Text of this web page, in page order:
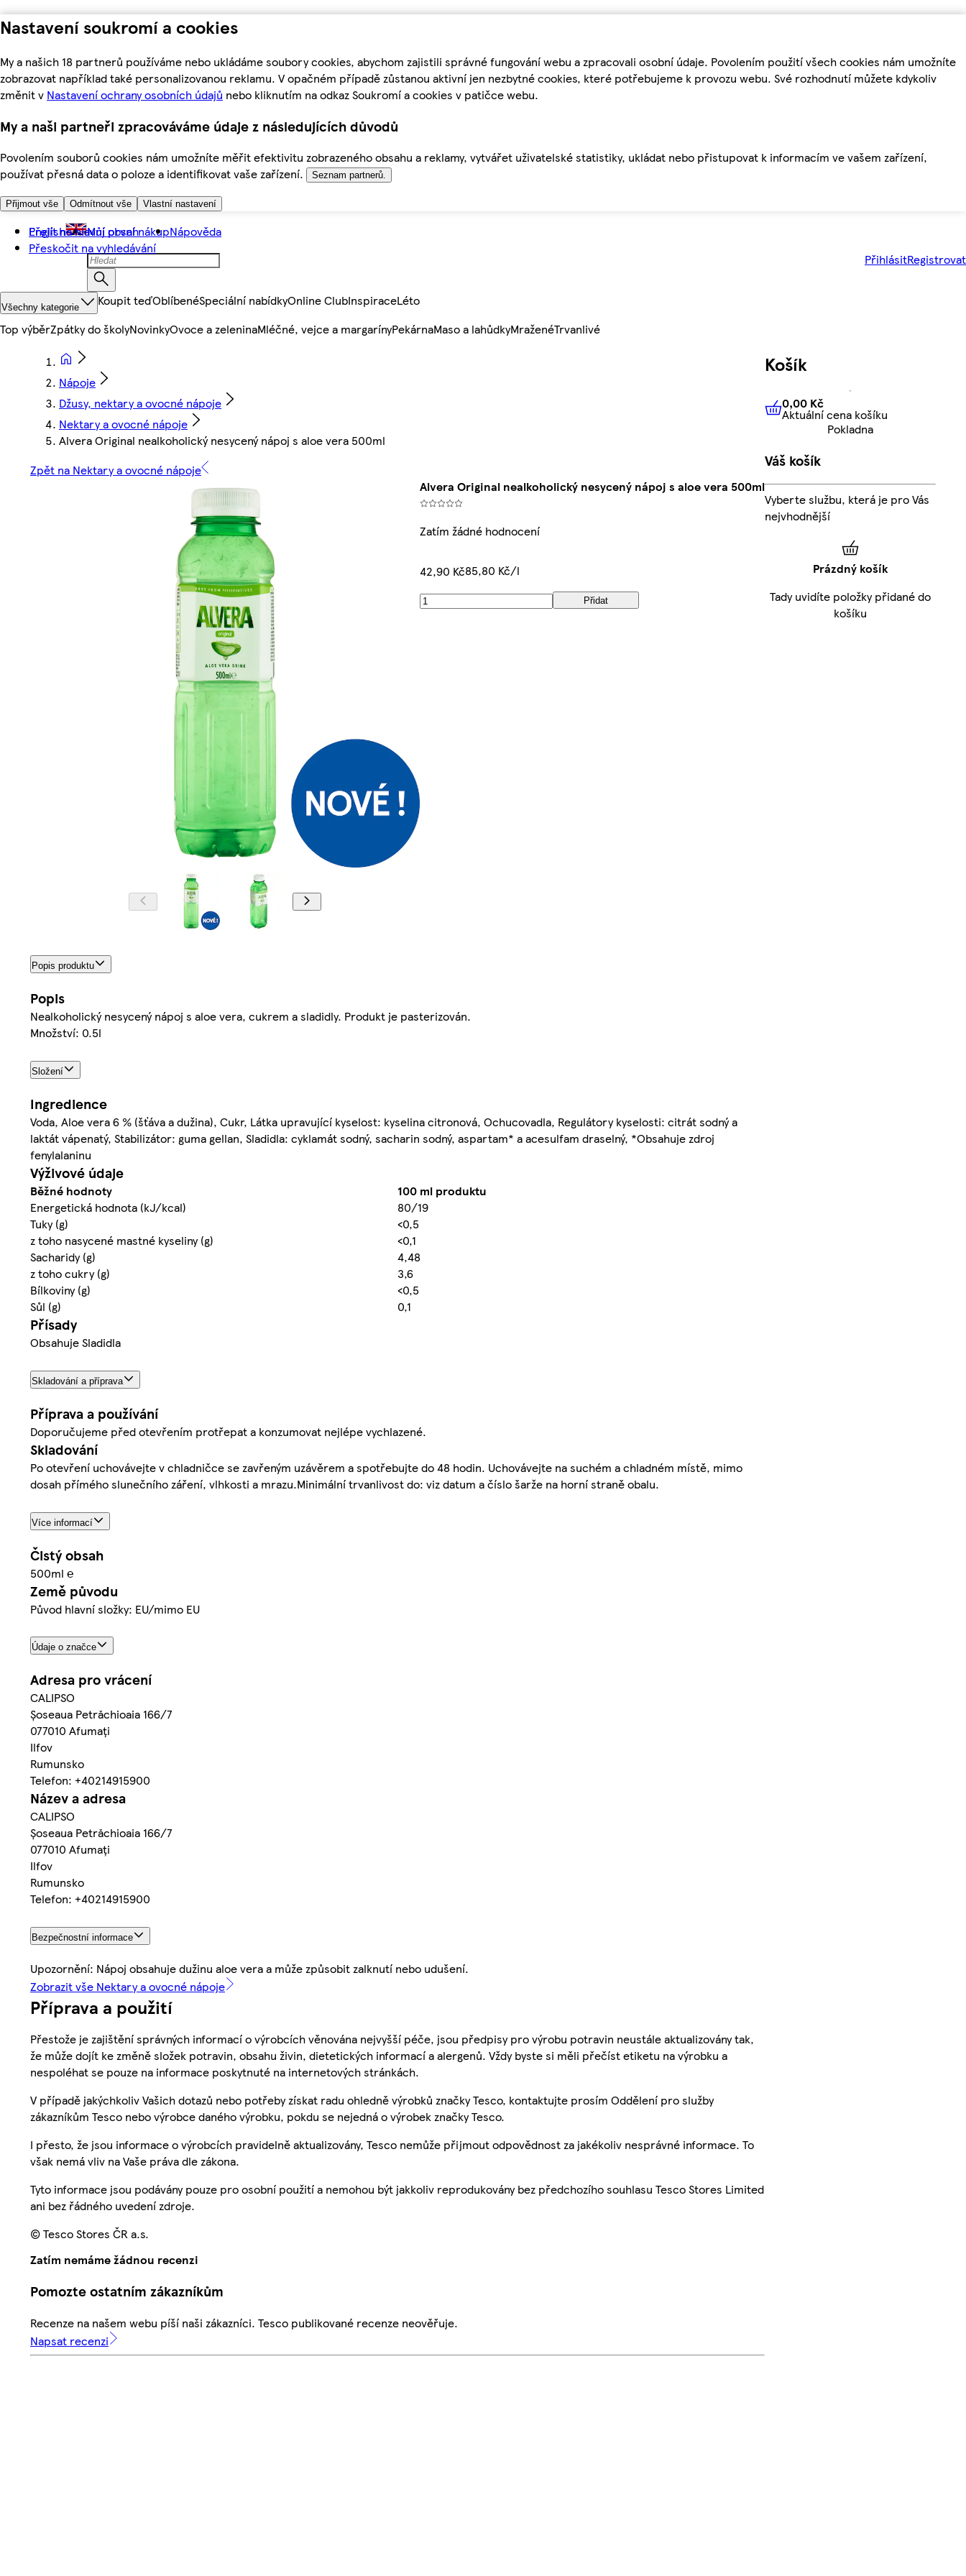
Nastavení soukromí a cookies
My a našich 18 partnerů používáme nebo ukládáme soubory cookies, abychom zajistili správné fungování webu a zpracovali osobní údaje. Povolením použití všech cookies nám umožníte
zobrazovat například také personalizovanou reklamu. V opačném případě zůstanou aktivní jen nezbytné cookies, které potřebujeme k provozu webu. Své rozhodnutí můžete kdykoliv
změnit v Nastavení ochrany osobních údajů nebo kliknutím na odkaz Soukromí a cookies v patičce webu.
My a naši partneři zpracováváme údaje z následujících důvodů
Povolením souborů cookies nám umožníte měřit efektivitu zobrazeného obsahu a reklamy, vytvářet uživatelské statistiky, ukládat nebo přistupovat k informacím ve vašem zařízení,
používat přesná data o poloze a identifikovat vaše zařízení.
Seznam partnerů.
Přijmout vše Odmítnout vše Vlastní nastavení
Přejít na hlavní obsah
Přeskočit na vyhledávání
English Můj první nákupNápověda
PřihlásitRegistrovat
Všechny kategorie Koupit teďOblíbenéSpeciální nabídkyOnline ClubInspiraceLéto
Top výběrZpátky do školyNovinkyOvoce a zeleninaMléčné, vejce a margarínyPekárnaMaso a lahůdkyMraženéTrvanlivé
Nápoje
Džusy, nektary a ovocné nápoje
Nektary a ovocné nápoje
Alvera Original nealkoholický nesycený nápoj s aloe vera 500ml
Zpět na Nektary a ovocné nápoje
Alvera Original nealkoholický nesycený nápoj s aloe vera 500ml
Zatím žádné hodnocení
42,90 Kč85,80 Kč/l
Přidat
Popis produktu
Popis
Nealkoholický nesycený nápoj s aloe vera, cukrem a sladidly. Produkt je pasterizován.
Množství: 0.5l
Složení
Ingredience
Voda, Aloe vera 6 % (šťáva a dužina), Cukr, Látka upravující kyselost: kyselina citronová, Ochucovadla, Regulátory kyselosti: citrát sodný a
laktát vápenatý, Stabilizátor: guma gellan, Sladidla: cyklamát sodný, sacharin sodný, aspartam* a acesulfam draselný, *Obsahuje zdroj
fenylalaninu
Výživové údaje
Běžné hodnoty
100 ml produktu
Energetická hodnota (kJ/kcal)
80/19
Tuky (g)
<0,5
z toho nasycené mastné kyseliny (g)
<0,1
Sacharidy (g)
4,48
z toho cukry (g)
3,6
Bílkoviny (g)
<0,5
Sůl (g)
0,1
Přísady
Obsahuje Sladidla
Skladování a příprava
Příprava a používání
Doporučujeme před otevřením protřepat a konzumovat nejlépe vychlazené.
Skladování
Po otevření uchovávejte v chladničce se zavřeným uzávěrem a spotřebujte do 48 hodin. Uchovávejte na suchém a chladném místě, mimo
dosah přímého slunečního záření, vlhkosti a mrazu.Minimální trvanlivost do: viz datum a číslo šarže na horní straně obalu.
Více informací
Čistý obsah
500ml ℮
Země původu
Původ hlavní složky: EU/mimo EU
Údaje o značce
Adresa pro vrácení
CALIPSO
Șoseaua Petrăchioaia 166/7
077010 Afumați
Ilfov
Rumunsko
Telefon: +40214915900
Název a adresa
CALIPSO
Șoseaua Petrăchioaia 166/7
077010 Afumați
Ilfov
Rumunsko
Telefon: +40214915900
Bezpečnostní informace
Upozornění: Nápoj obsahuje dužinu aloe vera a může způsobit zalknutí nebo udušení.
Zobrazit vše Nektary a ovocné nápoje
Příprava a použití
Přestože je zajištění správných informací o výrobcích věnována nejvyšší péče, jsou předpisy pro výrobu potravin neustále aktualizovány tak,
že může dojít ke změně složek potravin, obsahu živin, dietetických informací a alergenů. Vždy byste si měli přečíst etiketu na výrobku a
nespoléhat se pouze na informace poskytnuté na internetových stránkách.
V případě jakýchkoliv Vašich dotazů nebo potřeby získat radu ohledně výrobků značky Tesco, kontaktujte prosím Oddělení pro služby
zákazníkům Tesco nebo výrobce daného výrobku, pokdu se nejedná o výrobek značky Tesco.
I přesto, že jsou informace o výrobcích pravidelně aktualizovány, Tesco nemůže přijmout odpovědnost za jakékoliv nesprávné informace. To
však nemá vliv na Vaše práva dle zákona.
Tyto informace jsou podávány pouze pro osobní použití a nemohou být jakkoliv reprodukovány bez předchozího souhlasu Tesco Stores Limited
ani bez řádného uvedení zdroje.
© Tesco Stores ČR a.s.
Zatím nemáme žádnou recenzi
Pomozte ostatním zákazníkům
Recenze na našem webu píší naši zákazníci. Tesco publikované recenze neověřuje.
Napsat recenzi
Košík
0,00 KčAktuální cena košíku
0,00 Kč
Aktuální cena košíku
Pokladna
Váš košík
Vyberte službu, která je pro Vás
nejvhodnější
Prázdný košík
Tady uvidíte položky přidané do
košíku